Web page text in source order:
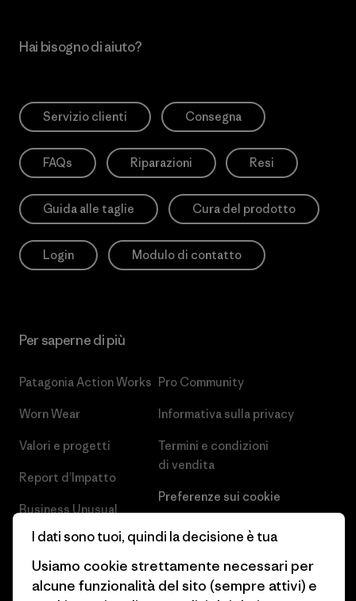
Hai bisogno di aiuto?
Servizio clienti Consegna
FAQs Riparazioni Resi
Guida alle taglie Cura del prodotto
Login Modulo di contatto
Per saperne di più
Patagonia Action Works
Worn Wear
Valori e progetti
Report d’Impatto
Business Unusual
Obiettivi climatici
1% For The Planet
Pro Community
Informativa sulla privacy
Termini e condizioni
di vendita
Preferenze sui cookie
Lavora con noi
Stampa e media
Industry program
I dati sono tuoi, quindi la decisione è tua
Usiamo cookie strettamente necessari per
alcune funzionalità del sito (sempre attivi) e